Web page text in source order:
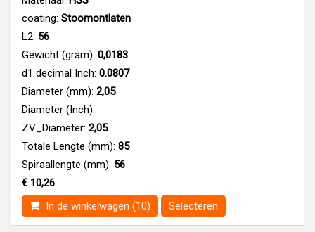
coating: Stoomontlaten
L2: 56
Gewicht (gram): 0,0183
d1 decimal Inch: 0.0807
Diameter (mm): 2,05
Diameter (Inch):
ZV_Diameter: 2,05
Totale Lengte (mm): 85
Spiraallengte (mm): 56
€ 10,26
In de winkelwagen (10)
Selecteren